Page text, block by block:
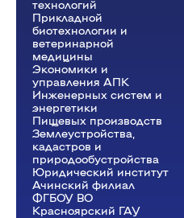
технологий
Прикладной
биотехнологии и
ветеринарной
медицины
Экономики и
управления АПК
Инженерных систем и
энергетики
Пищевых производств
Землеустройства,
кадастров и
природообустройства
Юридический институт
Ачинский филиал
ФГБОУ ВО
Красноярский ГАУ